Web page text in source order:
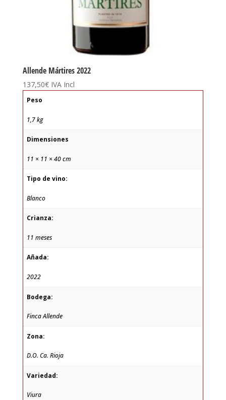
Allende Mártires 2022
137,50€ IVA Incl
Peso
1,7 kg
Dimensiones
11 × 11 × 40 cm
Tipo de vino:
Blanco
Crianza:
11 meses
Añada:
2022
Bodega:
Finca Allende
Zona:
D.O. Ca. Rioja
Variedad:
Viura